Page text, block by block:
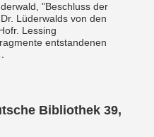
"Beschluss der
Lüderwalds von den
Lessing
entstandenen
Bibliothek 39,